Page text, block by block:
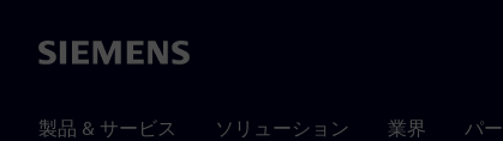
Siemens
製品 & サービス ソリューション 業界 パ